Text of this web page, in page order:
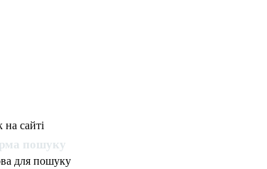
сайті
пошуку
для пошуку